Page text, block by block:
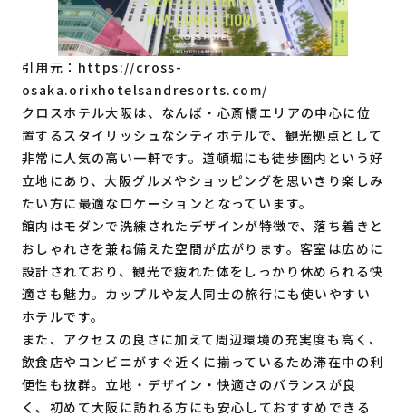
引用元： https://cross-
osaka.orixhotelsandresorts.com/
クロスホテル大阪は、なんば・心斎橋エリアの中心に位
置するスタイリッシュなシティホテルで、観光拠点として
非常に人気の高い一軒です。道頓堀にも徒歩圏内という好
立地にあり、大阪グルメやショッピングを思いきり楽しみ
たい方に最適なロケーションとなっています。
館内はモダンで洗練されたデザインが特徴で、落ち着きと
おしゃれさを兼ね備えた空間が広がります。客室は広めに
設計されており、観光で疲れた体をしっかり休められる快
適さも魅力。カップルや友人同士の旅行にも使いやすい
ホテルです。
また、アクセスの良さに加えて周辺環境の充実度も高く、
飲食店やコンビニがすぐ近くに揃っているため滞在中の利
便性も抜群。立地・デザイン・快適さのバランスが良
く、初めて大阪に訪れる方にも安心しておすすめできる